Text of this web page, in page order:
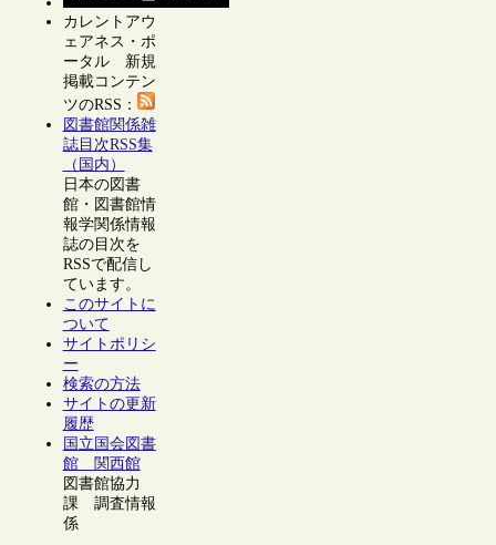
カレントアウ
ェアネス・ポ
ータル 新規
掲載コンテン
ツのRSS：
図書館関係雑
誌目次RSS集
（国内）
日本の図書
館・図書館情
報学関係情報
誌の目次を
RSSで配信し
ています。
このサイトに
ついて
サイトポリシ
ー
検索の方法
サイトの更新
履歴
国立国会図書
館 関西館
図書館協力
課 調査情報
係